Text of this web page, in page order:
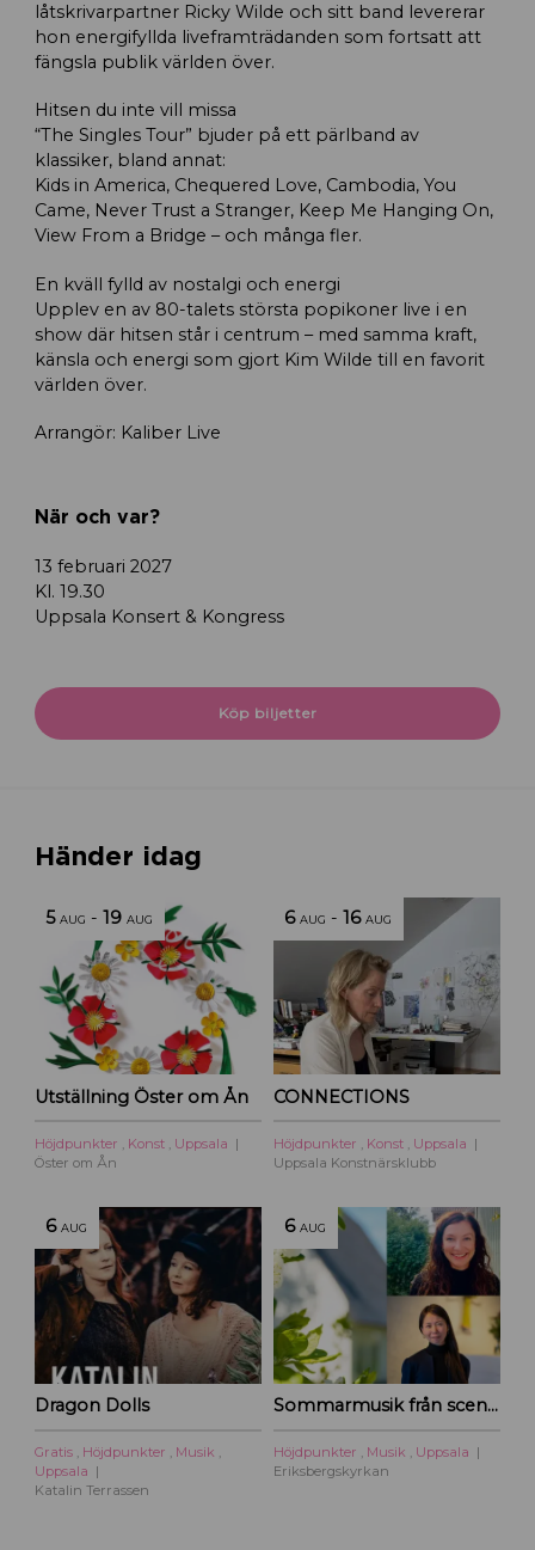
låtskrivarpartner Ricky Wilde och sitt band levererar
hon energifyllda liveframträdanden som fortsatt att
fängsla publik världen över.
Hitsen du inte vill missa
“The Singles Tour” bjuder på ett pärlband av
klassiker, bland annat:
Kids in America, Chequered Love, Cambodia, You
Came, Never Trust a Stranger, Keep Me Hanging On,
View From a Bridge – och många fler.
En kväll fylld av nostalgi och energi
Upplev en av 80-talets största popikoner live i en
show där hitsen står i centrum – med samma kraft,
känsla och energi som gjort Kim Wilde till en favorit
världen över.
Arrangör: Kaliber Live
När och var?
13 februari 2027
Kl. 19.30
Uppsala Konsert & Kongress
Köp biljetter
Händer idag
5 AUG -19 AUG
Utställning Öster om Ån
Höjdpunkter , Konst , Uppsala
Öster om Ån
6 AUG -16 AUG
CONNECTIONS
Höjdpunkter , Konst , Uppsala
Uppsala Konstnärsklubb
6 AUG
Dragon Dolls
Gratis , Höjdpunkter , Musik ,
Uppsala
Katalin Terrassen
6 AUG
Sommarmusik från scen och film
Höjdpunkter , Musik , Uppsala
Eriksbergskyrkan